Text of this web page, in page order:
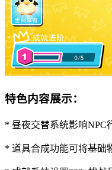
特色内容展示：
* 昼夜交替系统影响NPC
* 道具合成功能可将基础